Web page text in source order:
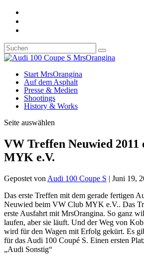
Start MrsOrangina
Auf dem Asphalt
Presse & Medien
Shootings
History & Works
Seite auswählen
VW Treffen Neuwied 2011
MYK e.V.
Gepostet von Audi 100 Coupe S | Juni 19,
Das erste Treffen mit dem gerade fertigen
Neuwied beim VW Club MYK e.V.. Das
erste Ausfahrt mit MrsOrangina. So ganz
laufen, aber sie läuft. Und der Weg von
wird für den Wagen mit Erfolg gekürt. Es
für das Audi 100 Coupé S. Einen ersten
„Audi Sonstig“